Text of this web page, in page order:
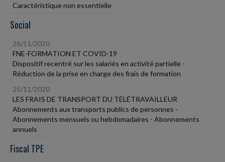
Caractéristique non essentielle
Social
26/11/2020
FNE-FORMATION ET COVID-19
Dispositif recentré sur les salariés en activité partielle -
Réduction de la prise en charge des frais de formation
25/11/2020
LES FRAIS DE TRANSPORT DU TÉLÉTRAVAILLEUR
Abonnements aux transports publics de personnes -
Abonnements mensuels ou hebdomadaires - Abonnements
annuels
Fiscal TPE